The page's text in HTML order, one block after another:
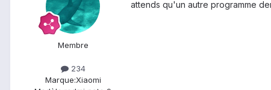
Membre
234
Marque:Xiaomi
attends qu'un autre programme